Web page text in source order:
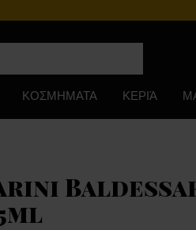
Πρόγραμμα
ΚΟΣΜΗΜΑΤΑ ΚΕΡΙΆ